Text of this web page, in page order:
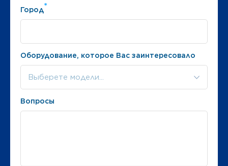
Город*
Оборудование, которое Вас заинтересовало
Выберете модели...
Вопросы